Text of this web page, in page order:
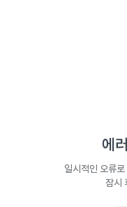
에
일시적인 오류
잠시